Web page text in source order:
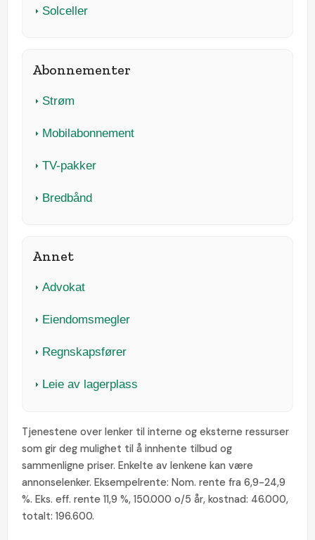
Solceller
Abonnementer
Strøm
Mobilabonnement
TV-pakker
Bredbånd
Annet
Advokat
Eiendomsmegler
Regnskapsfører
Leie av lagerplass
Tjenestene over lenker til interne og eksterne ressurser
som gir deg mulighet til å innhente tilbud og
sammenligne priser. Enkelte av lenkene kan være
annonselenker. Eksempelrente: Nom. rente fra 6,9-24,9
%. Eks. eff. rente 11,9 %, 150.000 o/5 år, kostnad: 46.000,
totalt: 196.600.